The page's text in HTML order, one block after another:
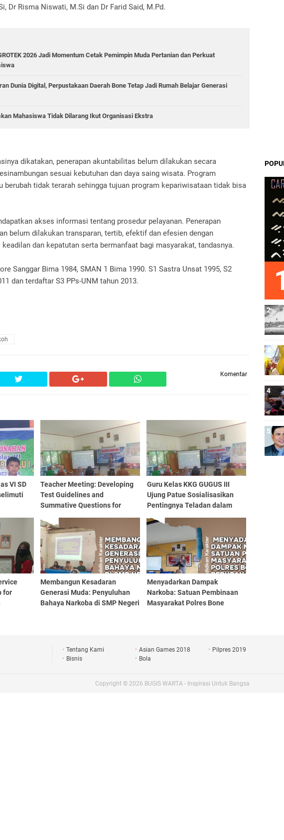
Dr Risma Niswati, M.Si dan Dr Farid Said, M.Pd.
2026 Jadi Momentum Cetak Pemimpin Muda Pertanian dan Perkuat
Dunia Digital, Perpustakaan Daerah Bone Tetap Jadi Rumah Belajar Generasi
Mahasiswa Tidak Dilarang Ikut Organisasi Ekstra
dikatakan, penerapan akuntabilitas belum dilakukan secara
sesuai kebutuhan dan daya saing wisata. Program
berubah tidak terarah sehingga tujuan program kepariwisataan tidak bisa
akses informasi tentang prosedur pelayanan. Penerapan
belum dilakukan transparan, tertib, efektif dan efesien dengan
dan kepatutan serta bermanfaat bagi masyarakat, tandasnya.
Sanggar Bima 1984, SMAN 1 Bima 1990. S1 Sastra Unsat 1995, S2
dan terdaftar S3 PPs-UNM tahun 2013.
Komentar
VI SD
Teacher Meeting: Developing
Test Guidelines and
Summative Questions for
Guru Kelas KKG GUGUS III
Ujung Patue Sosialisasikan
Pentingnya Teladan dalam
for
Membangun Kesadaran
Generasi Muda: Penyuluhan
Bahaya Narkoba di SMP Negeri
Menyadarkan Dampak
Narkoba: Satuan Pembinaan
Masyarakat Polres Bone
Tentang Kami Asian Games 2018
Pilpres 2019
Bisnis
Bola
Copyright © 2026 BUGIS WARTA - Inspirasi Untuk Bangsa